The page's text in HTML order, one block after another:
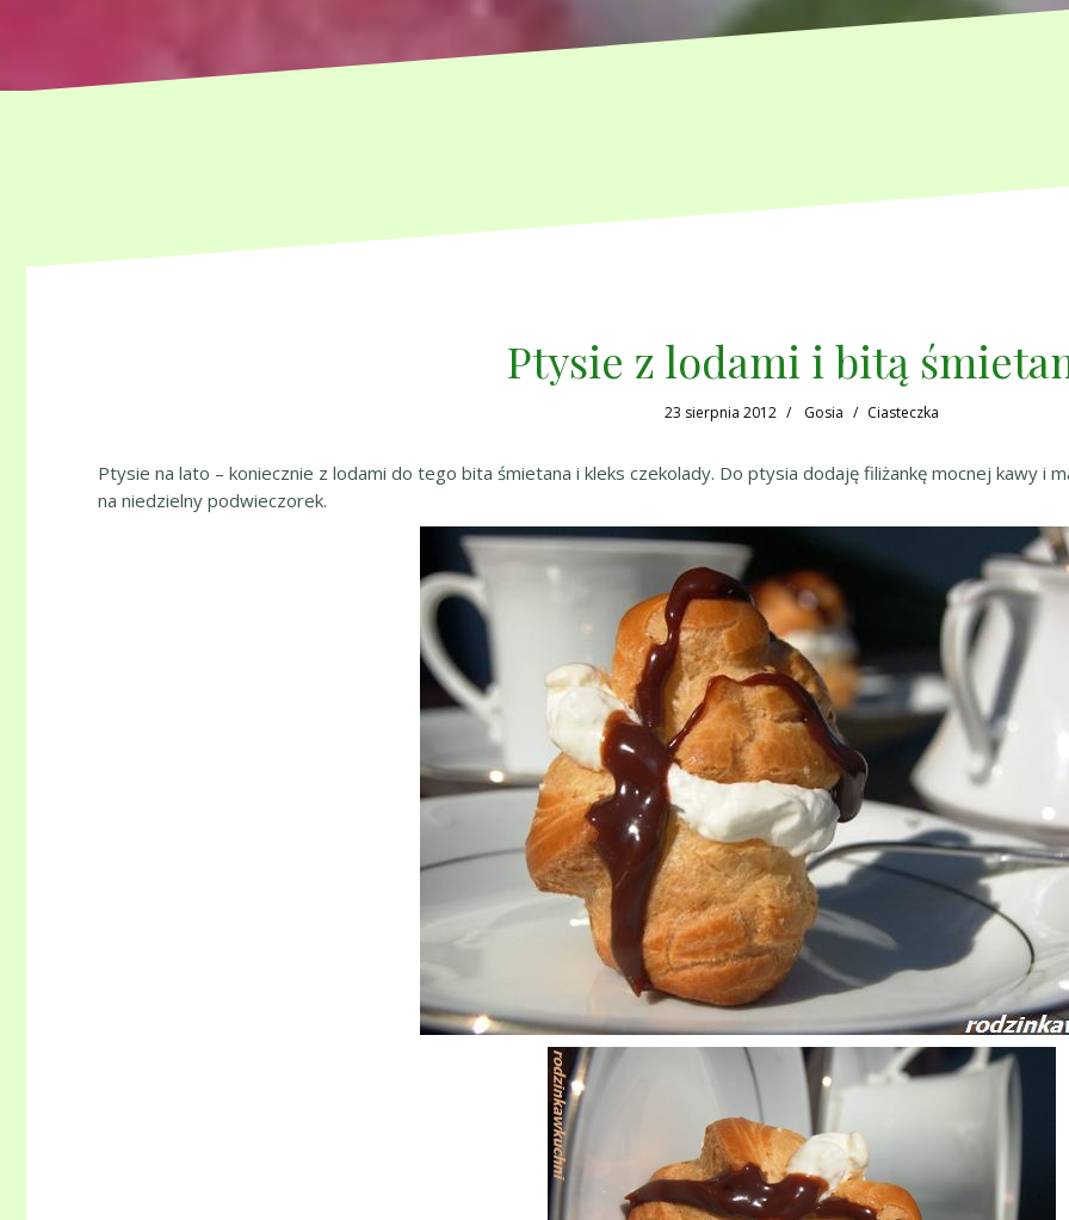
Ptysie z lodami i bitą
23 sierpnia 2012 Gosia Ciasteczka
Ptysie na lato – koniecznie z lodami do tego bita śmietana i kleks czekolady. Do ptysia dodaję filiżankę mocnej kawy i
na niedzielny podwieczorek.